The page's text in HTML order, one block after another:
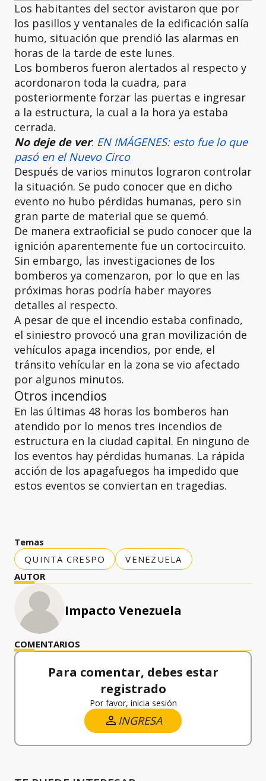
Los habitantes del sector avistaron que por
los pasillos y ventanales de la edificación salía
humo, situación que prendió las alarmas en
horas de la tarde de este lunes.
Los bomberos fueron alertados al respecto y
acordonaron toda la cuadra, para
posteriormente forzar las puertas e ingresar
a la estructura, la cual a la hora ya estaba
cerrada.
No deje de ver: EN IMÁGENES: esto fue lo que
pasó en el Nuevo Circo
Después de varios minutos lograron controlar
la situación. Se pudo conocer que en dicho
evento no hubo pérdidas humanas, pero sin
gran parte de material que se quemó.
De manera extraoficial se pudo conocer que la
ignición aparentemente fue un cortocircuito.
Sin embargo, las investigaciones de los
bomberos ya comenzaron, por lo que en las
próximas horas podría haber mayores
detalles al respecto.
A pesar de que el incendio estaba confinado,
el siniestro provocó una gran movilización de
vehículos apaga incendios, por ende, el
tránsito vehícular en la zona se vio afectado
por algunos minutos.
Otros incendios
En las últimas 48 horas los bomberos han
atendido por lo menos tres incendios de
estructura en la ciudad capital. En ninguno de
los eventos hay pérdidas humanas. La rápida
acción de los apagafuegos ha impedido que
estos eventos se conviertan en tragedias.
Temas
QUINTA CRESPO
VENEZUELA
AUTOR
Impacto Venezuela
COMENTARIOS
Para comentar, debes estar
registrado
Por favor, inicia sesión
INGRESA